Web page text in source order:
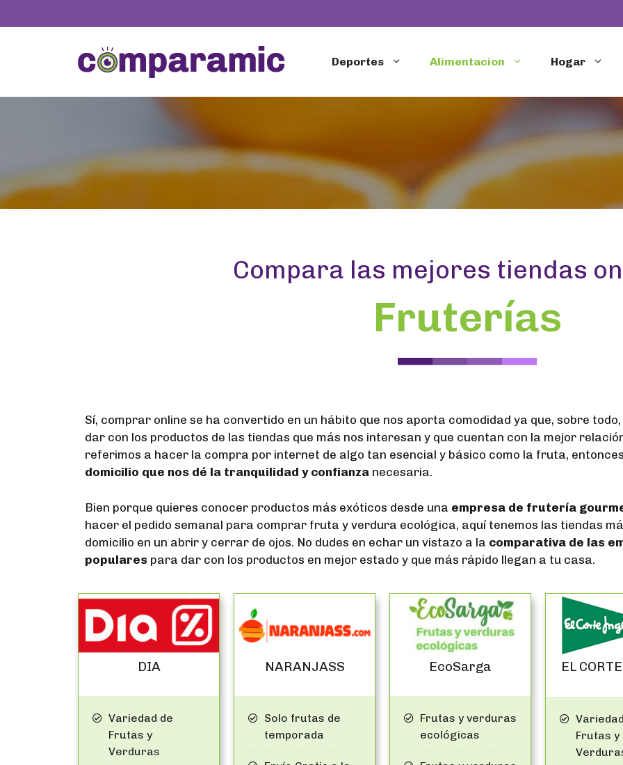
Deportes Alimentacion Hogar
Compara las mejores tiendas
Fruterías
Sí, comprar online se ha convertido en un hábito que nos aporta comodidad ya que, sobre
dar con los productos de las tiendas que más nos interesan y que cuentan con la mejor
referimos a hacer la compra por internet de algo tan esencial y básico como la fruta,
domicilio que nos dé la tranquilidad y confianza necesaria.
Bien porque quieres conocer productos más exóticos desde una empresa de frutería
hacer el pedido semanal para comprar fruta y verdura ecológica, aquí tenemos las tiendas
domicilio en un abrir y cerrar de ojos. No dudes en echar un vistazo a la comparativa de las
populares para dar con los productos en mejor estado y que más rápido llegan a tu casa.
DIA
Variedad de
Frutas y
Verduras
NARANJASS
Solo frutas de
temporada
EcoSarga
Frutas y verduras
ecológicas
EL
Frutas y